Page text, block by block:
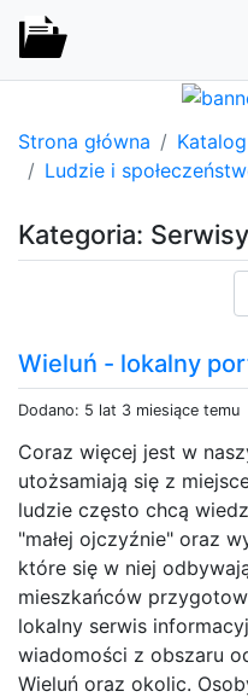
Strona główna Katalog
Ludzie i
Kategoria:
Wieluń - lokalny
Dodano: 5 lat 3 miesiące temu
Coraz więcej jest w
utożsamiają się z
ludzie często chcą
"małej ojczyźnie" oraz
które się w niej
mieszkańców
lokalny serwis
wiadomości z obszaru
Wieluń oraz okolic.